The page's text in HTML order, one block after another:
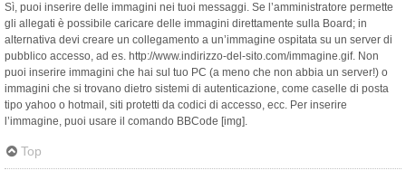
Sì, puoi inserire delle immagini nei tuoi messaggi. Se l’amministratore permette
gli allegati è possibile caricare delle immagini direttamente sulla Board; in
alternativa devi creare un collegamento a un’immagine ospitata su un server di
pubblico accesso, ad es. http://www.indirizzo-del-sito.com/immagine.gif. Non
puoi inserire immagini che hai sul tuo PC (a meno che non abbia un server!) o
immagini che si trovano dietro sistemi di autenticazione, come caselle di posta
tipo yahoo o hotmail, siti protetti da codici di accesso, ecc. Per inserire
l’immagine, puoi usare il comando BBCode [img].
Top